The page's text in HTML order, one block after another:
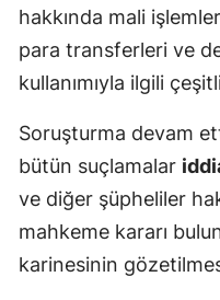
hakkında mali
para transferleri ve
kullanımıyla ilgili
Soruşturma devam
bütün suçlamalar
ve diğer şüpheliler
mahkeme kararı
karinesinin